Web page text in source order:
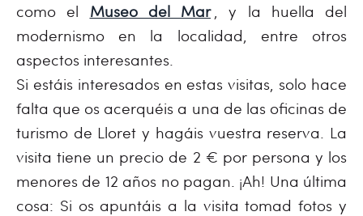
como el Museo del Mar , y la huella del
modernismo en la localidad, entre otros
aspectos interesantes.
Si estáis interesados en estas visitas, solo hace
falta que os acerquéis a una de las oficinas de
turismo de Lloret y hagáis vuestra reserva. La
visita tiene un precio de 2 € por persona y los
menores de 12 años no pagan. ¡Ah! Una última
cosa: Si os apuntáis a la visita tomad fotos y